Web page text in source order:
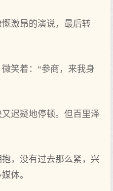
激昂的演说，最后转
笑着：“参商，来我身
迟疑地停顿。但百里泽
，没有过去那么紧，兴
体。